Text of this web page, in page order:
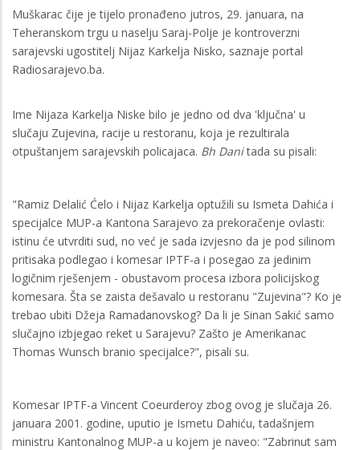
Muškarac čije je tijelo pronađeno jutros, 29. januara, na
Teheranskom trgu u naselju Saraj-Polje je kontroverzni
sarajevski ugostitelj Nijaz Karkelja Nisko, saznaje portal
Radiosarajevo.ba.
Ime Nijaza Karkelja Niske bilo je jedno od dva 'ključna' u
slučaju Zujevina, racije u restoranu, koja je rezultirala
otpuštanjem sarajevskih policajaca. Bh Danitada su pisali:
"Ramiz Delalić Ćelo i Nijaz Karkelja optužili su Ismeta Dahića i
specijalce MUP-a Kantona Sarajevo za prekoračenje ovlasti:
istinu će utvrditi sud, no već je sada izvjesno da je pod silinom
pritisaka podlegao i komesar IPTF-a i posegao za jedinim
logičnim rješenjem - obustavom procesa izbora policijskog
komesara. Šta se zaista dešavalo u restoranu "Zujevina"? Ko je
trebao ubiti Džeja Ramadanovskog? Da li je Sinan Sakić samo
slučajno izbjegao reket u Sarajevu? Zašto je Amerikanac
Thomas Wunsch branio specijalce?", pisali su.
Komesar IPTF-a Vincent Coeurderoy zbog ovog je slučaja 26.
januara 2001. godine, uputio je Ismetu Dahiću, tadašnjem
ministru Kantonalnog MUP-a u kojem je naveo: "Zabrinut sam